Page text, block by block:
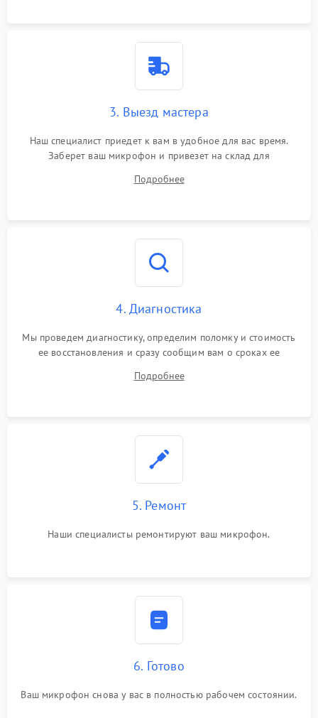
3. Выезд мастера
Наш специалист приедет к вам в удобное для вас время.
Заберет ваш микрофон и привезет на склад для
Подробнее
4. Диагностика
Мы проведем диагностику, определим поломку и стоимость
ее восстановления и сразу сообщим вам о сроках ее
Подробнее
5. Ремонт
Наши специалисты ремонтируют ваш микрофон.
6. Готово
Ваш микрофон снова у вас в полностью рабочем состоянии.